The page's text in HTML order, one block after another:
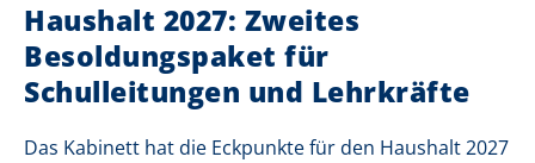
Haushalt 2027: Zweites
Besoldungspaket für
Schulleitungen und Lehrkräfte
Das Kabinett hat die Eckpunkte für den Haushalt 2027